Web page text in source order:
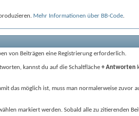
Mehr Informationen über BB-Code.
von Beiträgen eine Registrierung erforderlich.
kannst du auf die Schaltfläche + Antworten
das möglich ist, muss man normalerweise zuvor
markiert werden. Sobald alle zu zitierenden